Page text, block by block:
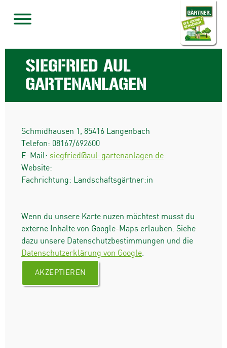
SIEGFRIED AUL
GARTENANLAGEN
Schmidhausen 1 , 85416 Langenbach
Telefon: 08167/692600
E-Mail: siegfried@aul-gartenanlagen.de
Website:
Fachrichtung: Landschaftsgärtner:in
Wenn du unsere Karte nuzen möchtest musst du
externe Inhalte von Google-Maps erlauben. Siehe
dazu unsere Datenschutzbestimmungen und die
Datenschutzerklärung von Google.
AKZEPTIEREN